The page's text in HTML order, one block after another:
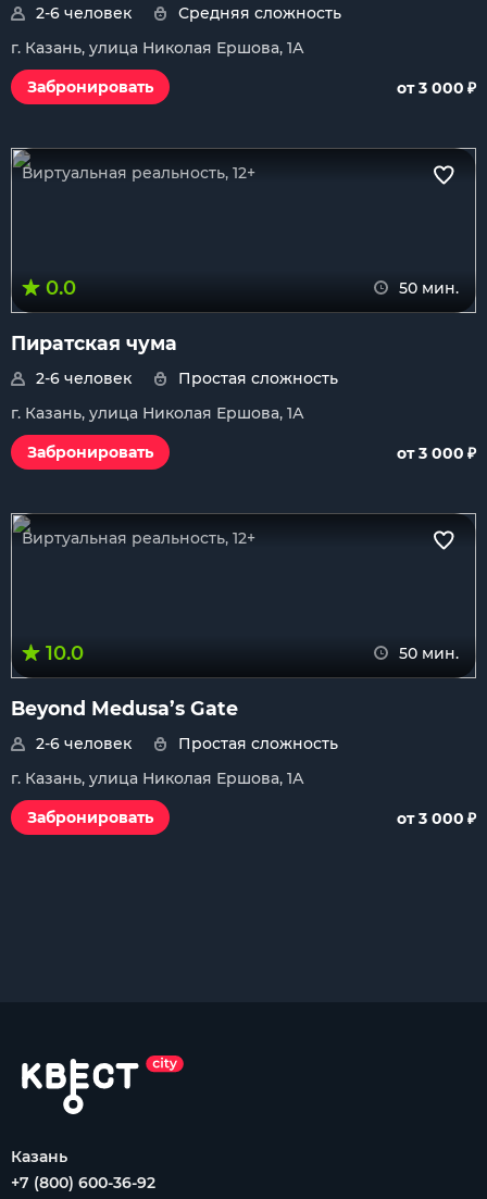
2-6 человек
Средняя сложность
г. Казань, улица Николая Ершова, 1А
Забронировать
от 3 000 ₽
Виртуальная реальность, 12+
0.0 50 мин.
Пиратская чума
2-6 человек
Простая сложность
г. Казань, улица Николая Ершова, 1А
Забронировать
от 3 000 ₽
Виртуальная реальность, 12+
10.0 50 мин.
Beyond Medusa’s Gate
2-6 человек
Простая сложность
г. Казань, улица Николая Ершова, 1А
Забронировать
от 3 000 ₽
Казань
+7 (800) 600-36-92